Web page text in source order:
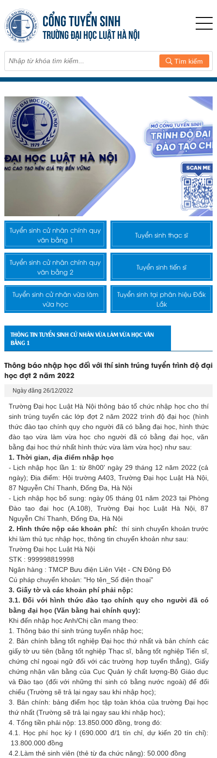
CỔNG TUYỂN SINH
TRƯỜNG ĐẠI HỌC LUẬT HÀ NỘI
Tìm kiếm
Tuyển sinh cử nhân chính quy
văn bằng 1
Tuyển sinh thạc sĩ
Tuyển sinh cử nhân chính quy
văn bằng 2
Tuyển sinh tiến sĩ
Tuyển sinh cử nhân vừa làm
vừa học
Tuyển sinh tại phân hiệu Đắk
Lắk
THÔNG TIN TUYỂN SINH CỬ NHÂN VỪA LÀM VỪA HỌC VĂN
BẰNG 1
Thông báo nhập học đối với thí sinh trúng tuyển trình độ đại
học đợt 2 năm 2022
Ngày đăng 26/12/2022
Trường Đại học Luật Hà Nội thông báo tổ chức nhập học cho thí
sinh trúng tuyển các lớp đợt 2 năm 2022 trình độ đại học (hình
thức đào tạo chính quy cho người đã có bằng đại học, hình thức
đào tạo vừa làm vừa học cho người đã có bằng đại học, văn
bằng đại hoc thứ nhất hình thức vừa làm vừa học) như sau:
1. Thời gian, địa điểm nhập học
- Lịch nhập học lần 1: từ 8h00' ngày 29 tháng 12 năm 2022 (cả
ngày); Địa điểm: Hội trường A403, Trường Đại học Luật Hà Nội,
87 Nguyễn Chí Thanh, Đống Đa, Hà Nội
- Lịch nhập học bổ sung: ngày 05 tháng 01 năm 2023 tại Phòng
Đào tạo đại học (A.108), Trường Đại học Luật Hà Nội, 87
Nguyễn Chí Thanh, Đống Đa, Hà Nội
2. Hình thức nộp các khoản phí: thí sinh chuyển khoản trước
khi làm thủ tục nhập học, thông tin chuyển khoản như sau:
Trường Đại học Luật Hà Nội
STK : 999998819998
Ngân hàng : TMCP Bưu điện Liên Việt - CN Đông Đô
Cú pháp chuyển khoản: "Họ tên_Số điện thoại"
3. Giấy tờ và các khoản phí phải nộp:
3.1. Đối với hình thức đào tạo chính quy cho người đã có
bằng đại học (Văn bằng hai chính quy):
Khi đến nhập học Anh/Chị cần mang theo:
1. Thông báo thí sinh trúng tuyển nhập học;
2. Bản chính bằng tốt nghiệp Đại học thứ nhất và bản chính các
giấy tờ ưu tiên (bằng tốt nghiệp Thạc sĩ, bằng tốt nghiệp Tiến sĩ,
chứng chỉ ngoại ngữ đối với các trường hợp tuyển thẳng), Giấy
chứng nhận văn bằng của Cục Quản lý chất lượng-Bộ Giáo dục
và Đào tạo (đối với những thí sinh có bằng nước ngoài) để đối
chiếu (Trường sẽ trả lại ngay sau khi nhập học);
3. Bản chính: bảng điểm học tập toàn khóa của trường Đại học
thứ nhất (Trường sẽ trả lại ngay sau khi nhập học);
4. Tổng tiền phải nộp: 13.850.000 đồng, trong đó:
4.1. Học phí học kỳ I (690.000 đ/1 tín chỉ, dự kiến 20 tín chỉ):
13.800.000 đồng
4.2.Làm thẻ sinh viên (thẻ từ đa chức năng): 50.000 đồng